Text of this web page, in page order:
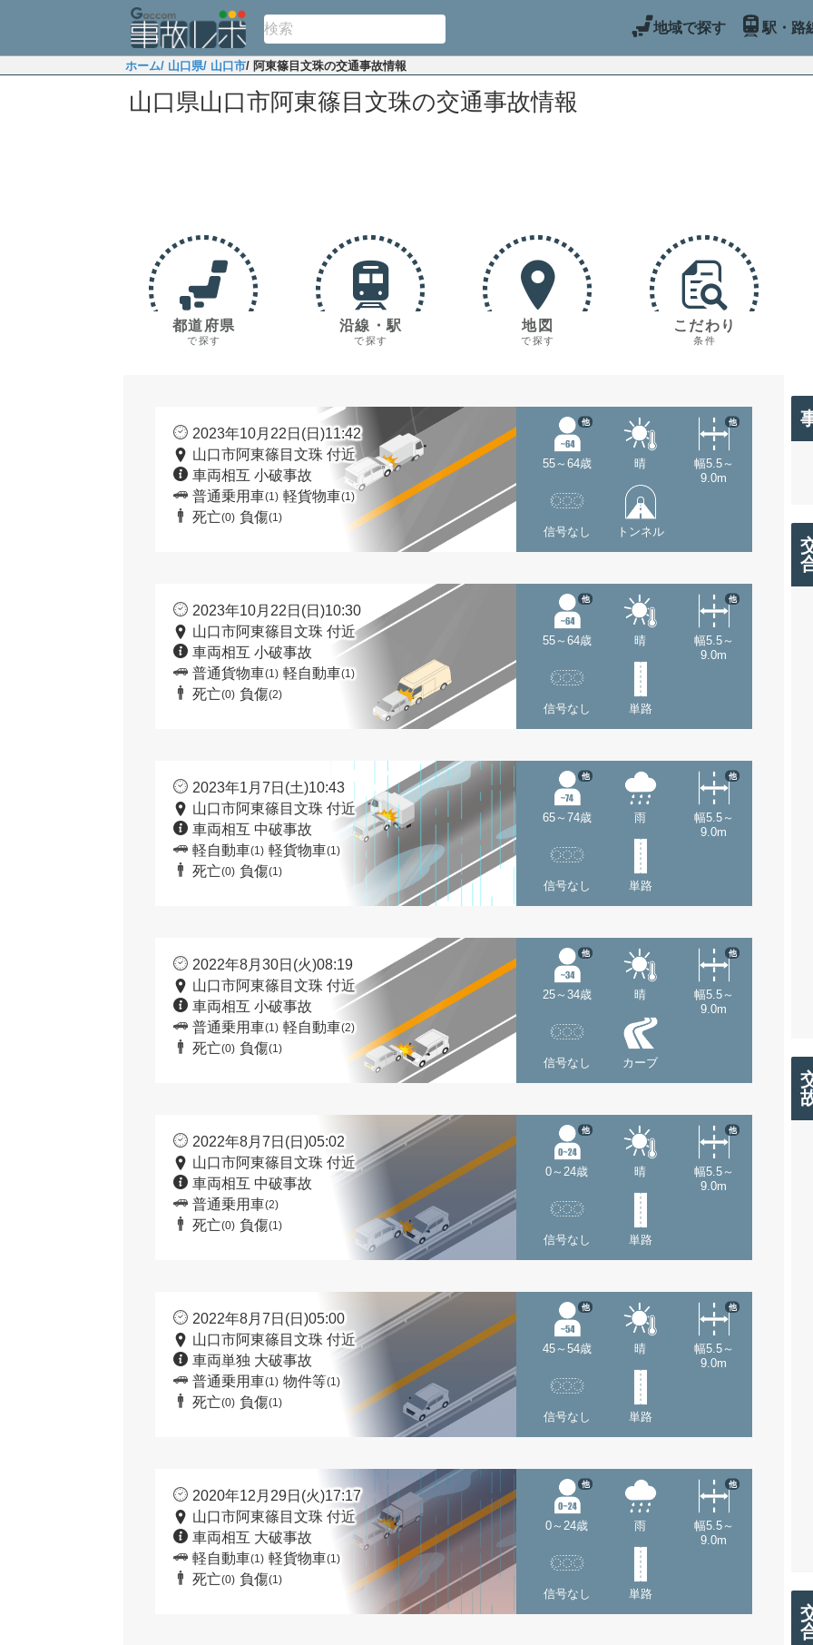
地域で探す 駅・路
ホーム/ 山口県/ 山口市/ 阿東篠目文珠の交通事故情報
山口県山口市阿東篠目文珠の交通事故情報
都道府県
で探す
沿線・駅
で探す
地図
で探す
こだわり
条件
2023年10月22日(日)11:42
山口市阿東篠目文珠 付近
車両相互 小破事故
普通乗用車(1) 軽貨物車(1)
死亡(0) 負傷(1)
55～64歳
他
晴
幅5.5～
9.0m
他
信号なし トンネル
2023年10月22日(日)10:30
山口市阿東篠目文珠 付近
車両相互 小破事故
普通貨物車(1) 軽自動車(1)
死亡(0) 負傷(2)
55～64歳
他
晴
幅5.5～
9.0m
他
信号なし 単路
2023年1月7日(土)10:43
山口市阿東篠目文珠 付近
車両相互 中破事故
軽自動車(1) 軽貨物車(1)
死亡(0) 負傷(1)
65～74歳
他
雨
幅5.5～
9.0m
他
信号なし 単路
2022年8月30日(火)08:19
山口市阿東篠目文珠 付近
車両相互 小破事故
普通乗用車(1) 軽自動車(2)
死亡(0) 負傷(1)
25～34歳
他
晴
幅5.5～
9.0m
他
信号なし カーブ
2022年8月7日(日)05:02
山口市阿東篠目文珠 付近
車両相互 中破事故
普通乗用車(2)
死亡(0) 負傷(1)
0～24歳
他
晴
幅5.5～
9.0m
他
信号なし 単路
2022年8月7日(日)05:00
山口市阿東篠目文珠 付近
車両単独 大破事故
普通乗用車(1) 物件等(1)
死亡(0) 負傷(1)
45～54歳
他
晴
幅5.5～
9.0m
他
信号なし 単路
2020年12月29日(火)17:17
山口市阿東篠目文珠 付近
車両相互 大破事故
軽自動車(1) 軽貨物車(1)
死亡(0) 負傷(1)
0～24歳
他
雨
幅5.5～
9.0m
他
信号なし 単路